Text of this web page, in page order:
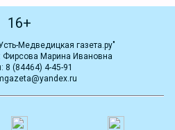
16+
Медведицкая газета.ру"
Фирсова Марина Ивановна
8 (84464) 4-45-91